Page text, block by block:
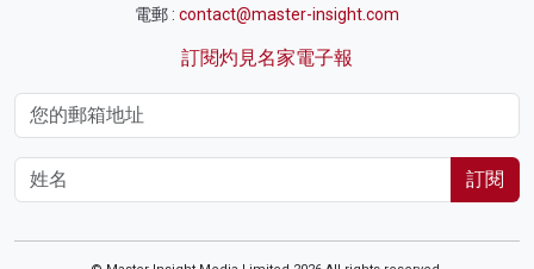
電郵 : contact@master-insight.com
訂閱灼見名家電子報
訂閱